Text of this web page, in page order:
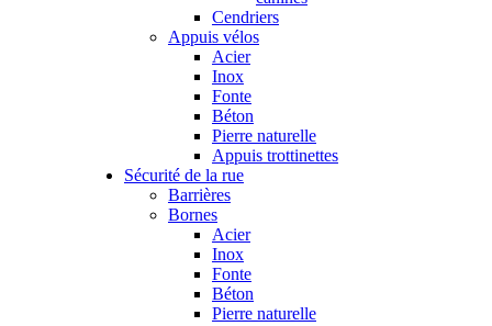
Cendriers
Appuis vélos
Acier
Inox
Fonte
Béton
Pierre naturelle
Appuis trottinettes
Sécurité de la rue
Barrières
Bornes
Acier
Inox
Fonte
Béton
Pierre naturelle